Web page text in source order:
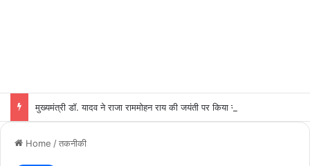
मुख्यमंत्री डॉ. यादव ने राजा राममोहन राय की जयंती पर किया नमन
Home /तकनीकी